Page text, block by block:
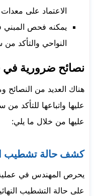
الاعتماد على
يمكنه فحص
النواحي والتأكد
نصائح ضرورية
هناك العديد من النصائح
عليها واتباعها للتأكد
عليها من خلال ما يلي:
كشف حالة تشطيب
يحرص المهندس في
على حالة التشطيب